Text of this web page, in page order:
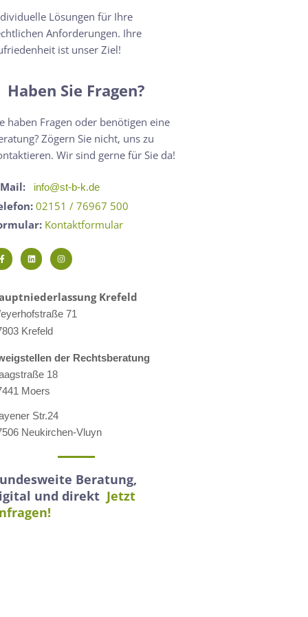
Lösungen für Ihre
Anforderungen. Ihre
ist unser Ziel!
Haben Sie Fragen?
haben Fragen oder benötigen eine
Zögern Sie nicht, uns zu
Wir sind gerne für Sie da!
Mail: info@st-b-k.de
02151 / 76967 500
Kontaktformular
Krefeld
71
Krefeld
der Rechtsberatung
18
Moers
Str.24
Neukirchen-Vluyn
Beratung,
und direkt Jetzt